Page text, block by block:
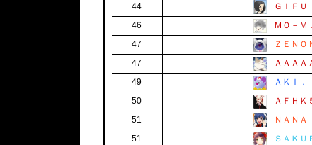
44
ＧＩＦＵ
46
ＭＯ－Ｍ
47
ＺＥＮＯ
47
ＡＡＡＡ
49
ＡＫＩ．
50
ＡＦＨＫ
51
ＮＡＮＡ
51
ＳＡＫ